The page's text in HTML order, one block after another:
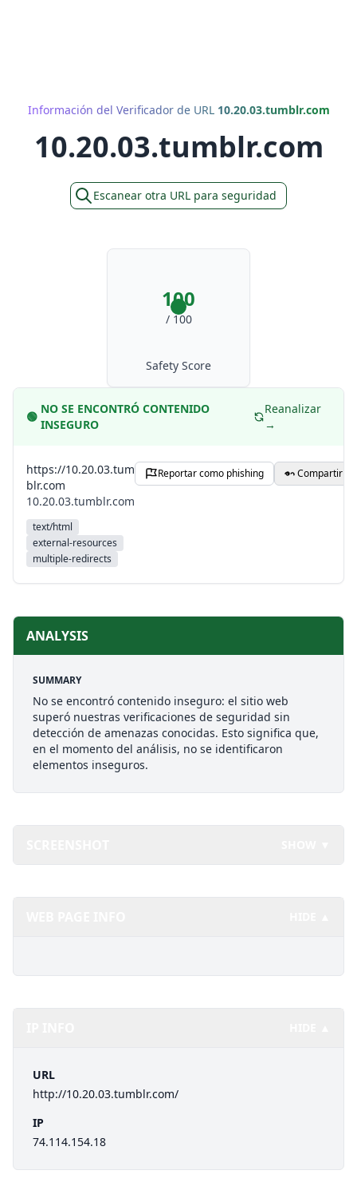
Información del Verificador de URL 10.20.03.tumblr.com
10.20.03.tumblr.com
Escanear otra URL para seguridad
100
/ 100
Safety Score
🟢
NO SE ENCONTRÓ CONTENIDO
INSEGURO
Reanalizar
→
https://10.20.03.tum
blr.com
10.20.03.tumblr.com
text/html
external-resources
multiple-redirects
Reportar como phishing Compartir
ANALYSIS
SUMMARY
No se encontró contenido inseguro: el sitio web
superó nuestras verificaciones de seguridad sin
detección de amenazas conocidas. Esto significa que,
en el momento del análisis, no se identificaron
elementos inseguros.
URL
http://10.20.03.tumblr.com/
IP
74.114.154.18